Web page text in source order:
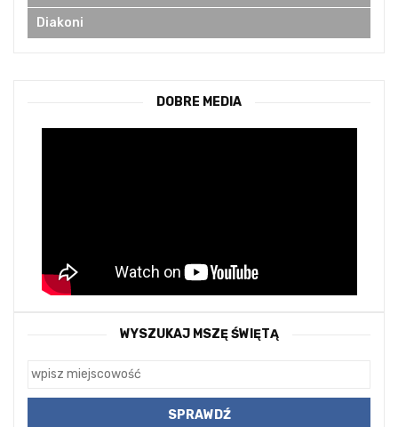
Diakoni
DOBRE MEDIA
WYSZUKAJ MSZĘ ŚWIĘTĄ